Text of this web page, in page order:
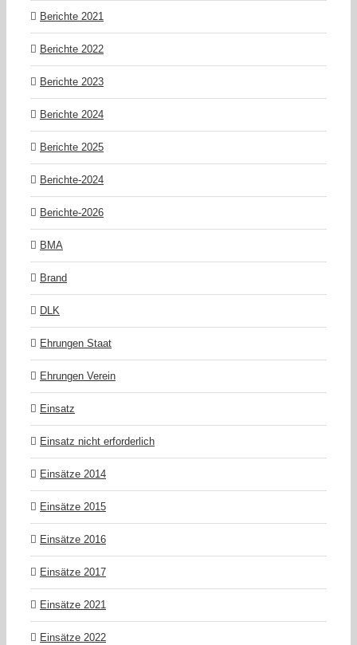
Berichte 2021
Berichte 2022
Berichte 2023
Berichte 2024
Berichte 2025
Berichte-2024
Berichte-2026
BMA
Brand
DLK
Ehrungen Staat
Ehrungen Verein
Einsatz
Einsatz nicht erforderlich
Einsätze 2014
Einsätze 2015
Einsätze 2016
Einsätze 2017
Einsätze 2021
Einsätze 2022